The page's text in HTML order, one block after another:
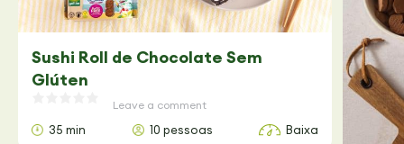
Sushi Roll de Chocolate Sem
Glúten
Leave a comment
35 min 10 pessoas Baixa